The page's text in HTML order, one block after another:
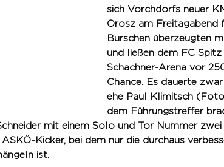
sich Vorchdorfs neuer
Orosz am Freitagabend
Burschen überzeugten
und ließen dem FC
Schachner-Arena vor
Chance. Es dauerte
ehe Paul Klimitsch
dem Führungstreffer
mit einem Solo und Tor Nummer zwei
Kicker, bei dem nur die durchaus
ist.